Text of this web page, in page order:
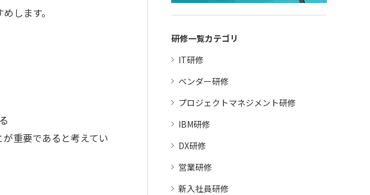
します。
重要であると考えてい
研修一覧カテゴリ
IT研修
ベンダー研修
プロジェクトマネジメント研修
IBM研修
DX研修
営業研修
新入社員研修